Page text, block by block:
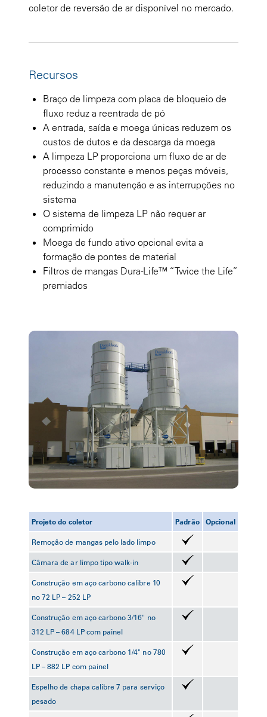
coletor de reversão de ar disponível no mercado.
Recursos
Braço de limpeza com placa de bloqueio de
fluxo reduz a reentrada de pó
A entrada, saída e moega únicas reduzem os
custos de dutos e da descarga da moega
A limpeza LP proporciona um fluxo de ar de
processo constante e menos peças móveis,
reduzindo a manutenção e as interrupções no
sistema
O sistema de limpeza LP não requer ar
comprimido
Moega de fundo ativo opcional evita a
formação de pontes de material
Filtros de mangas Dura-Life™ “Twice the Life”
premiados
Projeto do coletor Padrão Opcional
Remoção de mangas pelo lado limpo
Câmara de ar limpo tipo walk-in
Construção em aço carbono calibre 10
no 72 LP – 252 LP
Construção em aço carbono 3/16" no
312 LP – 684 LP com painel
Construção em aço carbono 1/4" no 780
LP – 882 LP com painel
Espelho de chapa calibre 7 para serviço
pesado